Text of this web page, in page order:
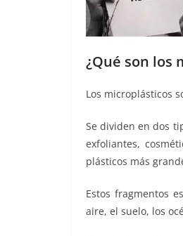
¿Qué son los
Los microplásticos
Se dividen en dos
exfoliantes,
plásticos más
Estos fragmentos
aire, el suelo, los